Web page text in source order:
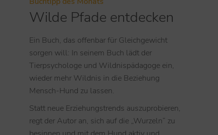
Wilde Pfade entdecken
Ein Buch, das offenbar für Gleichgewicht
sorgen will: In seinem Buch lädt der
Tierpsychologe und Wildnispädagoge ein,
wieder mehr Wildnis in die Beziehung
Mensch-Hund zu lassen.
Statt neue Erziehungstrends auszuprobieren,
regt der Autor an, sich auf die „Wurzeln“ zu